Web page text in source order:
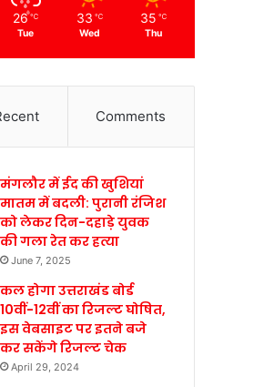
26 ℃
Tue
33 ℃
Wed
35 ℃
Thu
Comments
मंगलौर में ईद की खुशियां
मातम में बदली: पुरानी रंजिश
को लेकर दिन-दहाड़े युवक
की गला रेत कर हत्या
June 7, 2025
कल होगा उत्तराखंड बोर्ड
10वीं-12वीं का रिजल्ट घोषित,
इस वेबसाइट पर इतने बजे
कर सकेंगे रिजल्ट चेक
April 29, 2024